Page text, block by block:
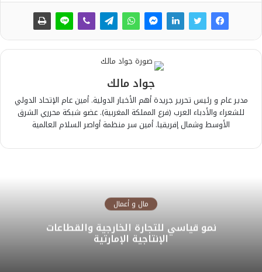
جواد مالك
مدير عام و رئيس تحرير جريدة أهم الأخبار الدولية. أمين عام الإتحاد الدولي
للشعراء والأدباء العرب (فرع المملكة المغربية). عضو شبكة محرري الشرق
الأوسط وشمال إفريقيا. أمين سر منظمة أواصر السلام العالمية
مال و أعمال
نمو قياسي للتجارة الخارجية والقطاعات
الإنتاجية الإمارتية